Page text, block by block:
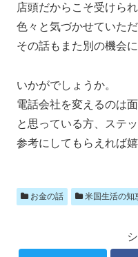
店頭だからこそ受けら
色々と気づかせていただ
その話もまた別の機会
いかがでしょうか。
電話会社を変えるのは
と思っている方、ステ
参考にしてもらえれば
お金の話 米国生活の知